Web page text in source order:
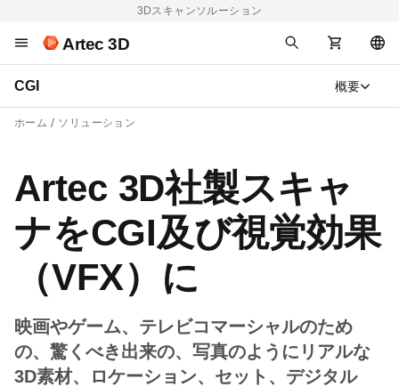
3Dスキャンソルーション
Artec 3D
CGI 概要
ホーム ソリューション
Artec 3D社製スキャ
ナをCGI及び視覚効果
（VFX）に
映画やゲーム、テレビコマーシャルのため
の、驚くべき出来の、写真のようにリアルな
3D素材、ロケーション、セット、デジタル